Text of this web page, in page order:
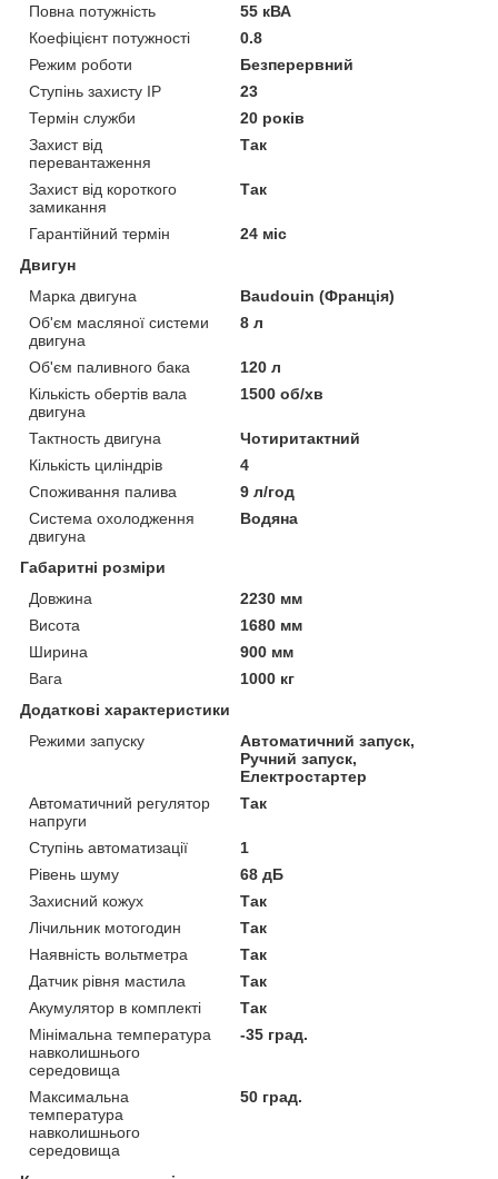
Повна потужність
55 кВА
Коефіцієнт потужності
0.8
Режим роботи
Безперервний
Ступінь захисту IP
23
Термін служби
20 років
Захист від
перевантаження
Так
Захист від короткого
замикання
Так
Гарантійний термін
24 міс
Двигун
Марка двигуна
Baudouin (Франція)
Об'єм масляної системи
двигуна
8 л
Об'єм паливного бака
120 л
Кількість обертів вала
двигуна
1500 об/хв
Тактность двигуна
Чотиритактний
Кількість циліндрів
4
Споживання палива
9 л/год
Система охолодження
двигуна
Водяна
Габаритні розміри
Довжина
2230 мм
Висота
1680 мм
Ширина
900 мм
Вага
1000 кг
Додаткові характеристики
Режими запуску
Автоматичний запуск,
Ручний запуск,
Електростартер
Автоматичний регулятор
напруги
Так
Ступінь автоматизації
1
Рівень шуму
68 дБ
Захисний кожух
Так
Лічильник мотогодин
Так
Наявність вольтметра
Так
Датчик рівня мастила
Так
Акумулятор в комплекті
Так
Мінімальна температура
навколишнього
середовища
-35 град.
Максимальна
температура
навколишнього
середовища
50 град.